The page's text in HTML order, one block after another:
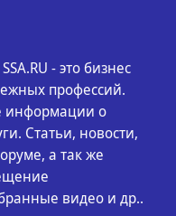
- это бизнес
профессий.
информации о
Статьи, новости,
а так же
видео и др..